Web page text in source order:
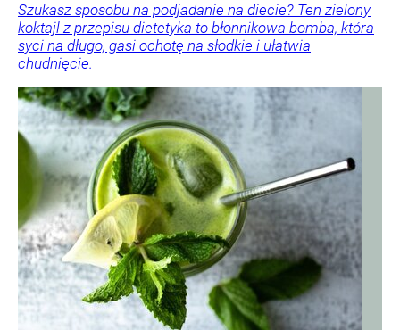
Szukasz sposobu na podjadanie na diecie? Ten zielony
koktajl z przepisu dietetyka to błonnikowa bomba, która
syci na długo, gasi ochotę na słodkie i ułatwia
chudnięcie.